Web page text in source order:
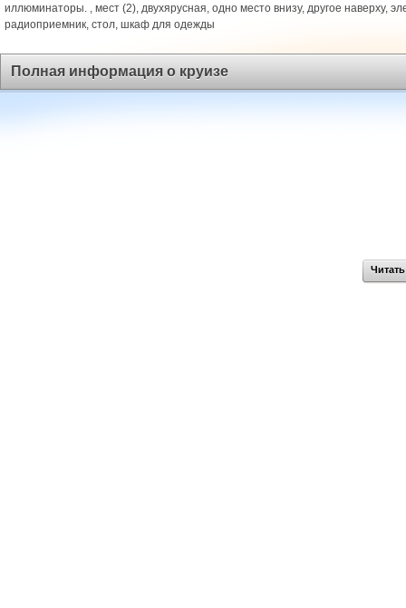
иллюминаторы. , мест (2), двухярусная, одно место внизу, другое наверху,
радиоприемник, стол, шкаф для одежды
Полная информация о круизе